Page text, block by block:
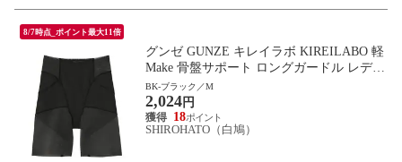
8/7時点_ポイント最大11倍
グンゼ GUNZE キレイラボ KIREILABO 軽
Make 骨盤サポート ロングガードル レディ
ース 補正下着
BK-ブラック／M
2,024円
18
SHIROHATO（白鳩）